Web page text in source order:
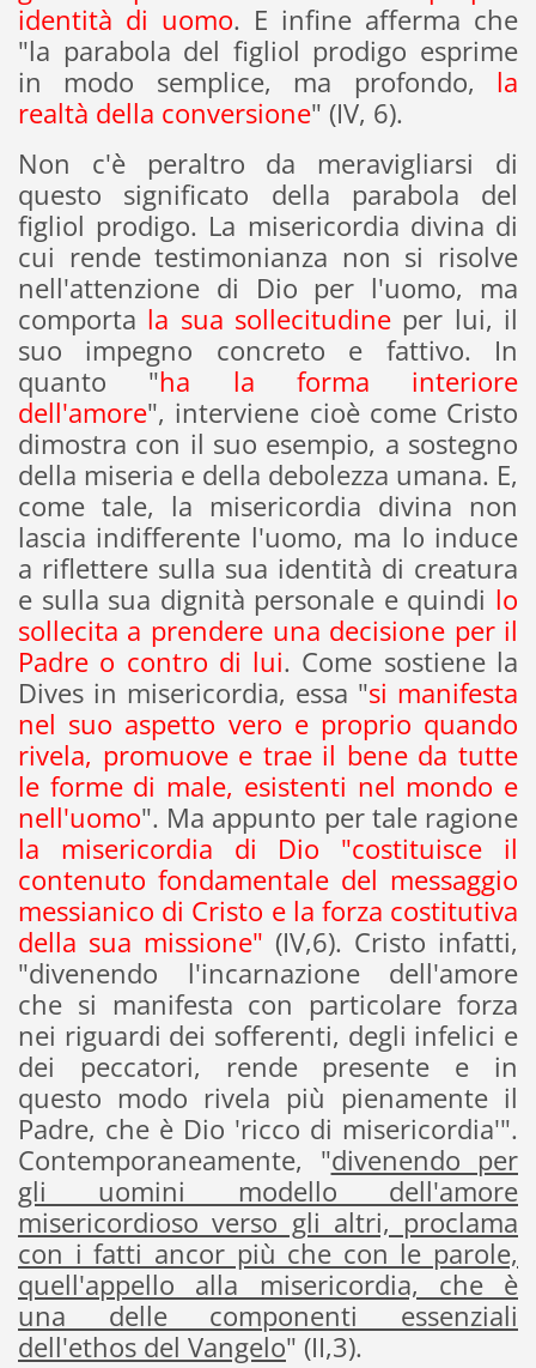
identità di uomo. E infine afferma che
"la parabola del figliol prodigo esprime
in modo semplice, ma profondo, la
realtà della conversione" (IV, 6).
Non c'è peraltro da meravigliarsi di
questo significato della parabola del
figliol prodigo. La misericordia divina di
cui rende testimonianza non si risolve
nell'attenzione di Dio per l'uomo, ma
comporta la sua sollecitudine per lui, il
suo impegno concreto e fattivo. In
quanto "ha la forma interiore
dell'amore", interviene cioè come Cristo
dimostra con il suo esempio, a sostegno
della miseria e della debolezza umana. E,
come tale, la misericordia divina non
lascia indifferente l'uomo, ma lo induce
a riflettere sulla sua identità di creatura
e sulla sua dignità personale e quindi lo
sollecita a prendere una decisione per il
Padre o contro di lui. Come sostiene la
Dives in misericordia, essa "si manifesta
nel suo aspetto vero e proprio quando
rivela, promuove e trae il bene da tutte
le forme di male, esistenti nel mondo e
nell'uomo". Ma appunto per tale ragione
la misericordia di Dio "costituisce il
contenuto fondamentale del messaggio
messianico di Cristo e la forza costitutiva
della sua missione" (IV,6). Cristo infatti,
"divenendo l'incarnazione dell'amore
che si manifesta con particolare forza
nei riguardi dei sofferenti, degli infelici e
dei peccatori, rende presente e in
questo modo rivela più pienamente il
Padre, che è Dio 'ricco di misericordia'".
Contemporaneamente, "divenendo per
gli uomini modello dell'amore
misericordioso verso gli altri, proclama
con i fatti ancor più che con le parole,
quell'appello alla misericordia, che è
una delle componenti essenziali
dell'ethos del Vangelo" (II,3).